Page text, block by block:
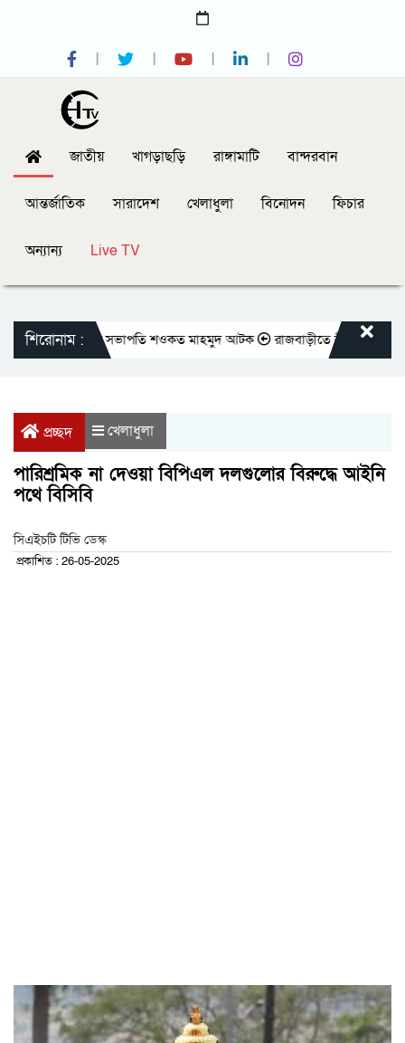
জাতীয় খাগড়াছড়ি রাঙ্গামাটি বান্দরবান
আন্তর্জাতিক সারাদেশ খেলাধুলা বিনোদন ফিচার
অন্যান্য Live TV
শিরোনাম :সাবেক সভাপতি শওকত মাহমুদ আটক রাজবাড়ীতে বীর
প্রচ্ছদ খেলাধুলা
পারিশ্রমিক না দেওয়া বিপিএল দলগুলোর বিরুদ্ধে আইনি
পথে বিসিবি
সিএইচটি টিভি ডেস্ক
প্রকাশিত : 26-05-2025